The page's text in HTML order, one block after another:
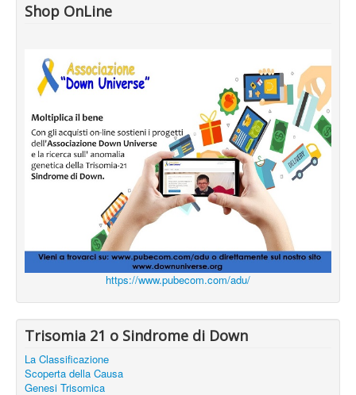
Shop OnLine
https://www.pubecom.com/adu/
Trisomia 21 o Sindrome di Down
La Classificazione
Scoperta della Causa
Genesi Trisomica